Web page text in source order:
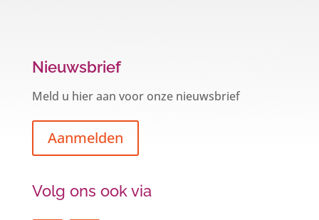
Nieuwsbrief
Meld u hier aan voor onze nieuwsbrief
Aanmelden
Volg ons ook via